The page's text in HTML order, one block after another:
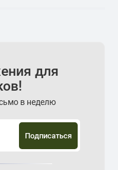
для
в неделю
Подписаться